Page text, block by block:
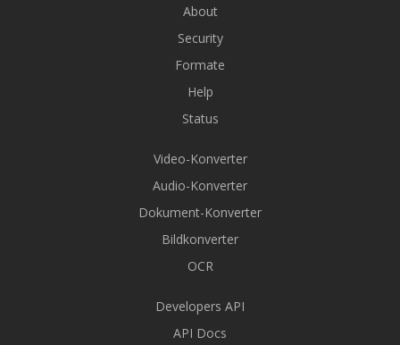
About
Security
Formate
Help
Status
Video-Konverter
Audio-Konverter
Dokument-Konverter
Bildkonverter
OCR
Developers API
API Docs